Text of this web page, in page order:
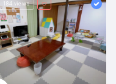
184 views